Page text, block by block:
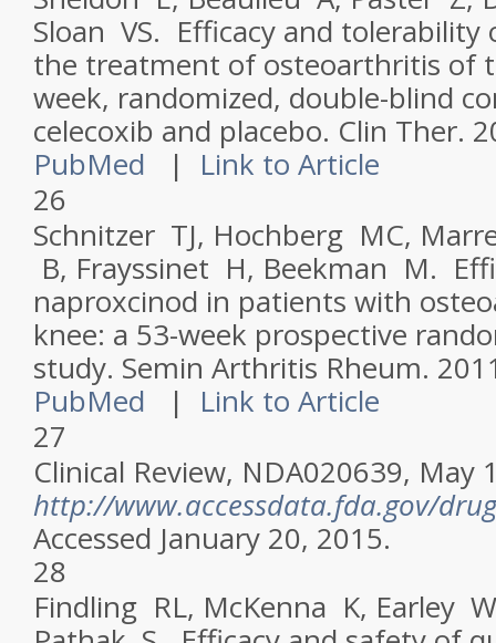
Sloan VS. Efficacy and
the treatment of osteoarthritis of
week, randomized, double-blind
celecoxib and placebo. Clin Ther.
PubMed
| Link to Article
26
Schnitzer TJ, Hochberg MC,
B, Frayssinet H, Beekman M.
naproxcinod in patients with
knee: a 53-week prospective
study. Semin Arthritis Rheum.
PubMed
| Link to Article
27
Clinical Review, NDA020639, May
http://www.accessdata.fda.gov/
Accessed January 20, 2015.
28
Findling RL, McKenna K, Earley